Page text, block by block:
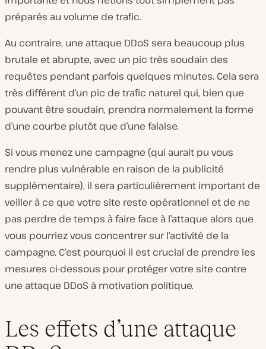
préparés au volume de trafic.
Au contraire, une attaque DDoS sera beaucoup plus
brutale et abrupte, avec un pic très soudain des
requêtes pendant parfois quelques minutes. Cela sera
très différent d’un pic de trafic naturel qui, bien que
pouvant être soudain, prendra normalement la forme
d’une courbe plutôt que d’une falaise.
Si vous menez une campagne (qui aurait pu vous
rendre plus vulnérable en raison de la publicité
supplémentaire), il sera particulièrement important de
veiller à ce que votre site reste opérationnel et de ne
pas perdre de temps à faire face à l’attaque alors que
vous pourriez vous concentrer sur l’activité de la
campagne. C’est pourquoi il est crucial de prendre les
mesures ci-dessous pour protéger votre site contre
une attaque DDoS à motivation politique.
Les effets d’une attaque